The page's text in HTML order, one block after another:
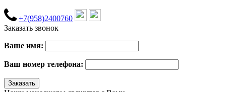
+7(958)2400760
Заказать звонок
Ваше имя:
Ваш номер телефона: